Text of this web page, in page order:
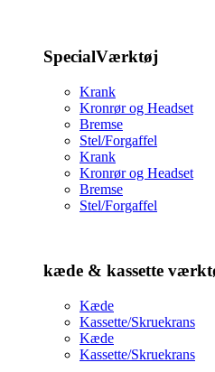
SpecialVærktøj
Krank
Kronrør og Headset
Bremse
Stel/Forgaffel
Krank
Kronrør og Headset
Bremse
Stel/Forgaffel
kæde & kassette
Kæde
Kassette/Skruekrans
Kæde
Kassette/Skruekrans